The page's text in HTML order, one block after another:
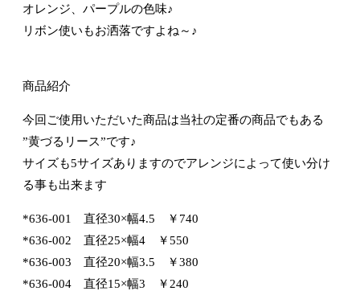
オレンジ、パープルの色味♪
リボン使いもお洒落ですよね～♪
商品紹介
今回ご使用いただいた商品は当社の定番の商品でもある
”黄づるリース”です♪
サイズも5サイズありますのでアレンジによって使い分け
る事も出来ます
*636-001 直径30×幅4.5 ￥740
*636-002 直径25×幅4 ￥550
*636-003 直径20×幅3.5 ￥380
*636-004 直径15×幅3 ￥240